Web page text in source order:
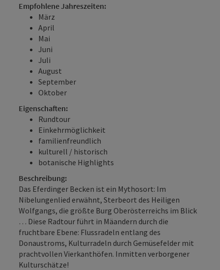
Empfohlene Jahreszeiten:
März
April
Mai
Juni
Juli
August
September
Oktober
Eigenschaften:
Rundtour
Einkehrmöglichkeit
familienfreundlich
kulturell / historisch
botanische Highlights
Beschreibung:
Das Eferdinger Becken ist ein Mythosort: Im
Nibelungenlied erwähnt, Sterbeort des Heiligen
Wolfgangs, die größte Burg Oberösterreichs im Blick
… Diese Radtour führt in Mäandern durch die
fruchtbare Ebene: Flussradeln entlang des
Donaustroms, Kulturradeln durch Gemüsefelder mit
prachtvollen Vierkanthöfen. Inmitten verborgener
Kulturschätze!